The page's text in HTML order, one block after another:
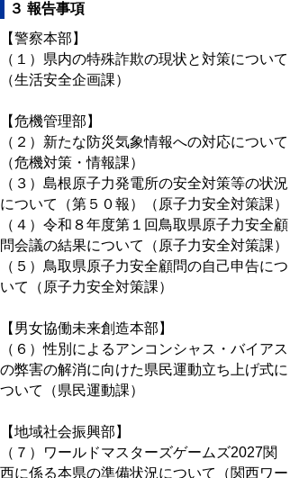
３ 報告事項
【警察本部】
（１）県内の特殊詐欺の現状と対策について
（生活安全企画課）
【危機管理部】
（２）新たな防災気象情報への対応について
（危機対策・情報課）
（３）島根原子力発電所の安全対策等の状況
について（第５０報）（原子力安全対策課）
（４）令和８年度第１回鳥取県原子力安全顧
問会議の結果について（原子力安全対策課）
（５）鳥取県原子力安全顧問の自己申告につ
いて（原子力安全対策課）
【男女協働未来創造本部】
（６）性別によるアンコンシャス・バイアス
の弊害の解消に向けた県民運動立ち上げ式に
ついて（県民運動課）
【地域社会振興部】
（７）ワールドマスターズゲームズ2027関
西に係る本県の準備状況について（関西ワー